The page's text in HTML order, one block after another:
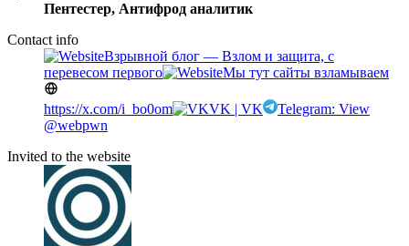
Пентестер, Антифрод аналитик
Contact info
Взрывной блог — Взлом и защита, с
перевесом первого
Мы тут сайты взламываем
https://x.com/i_bo0om VK | VK
Telegram: View
@webpwn
Invited to the website